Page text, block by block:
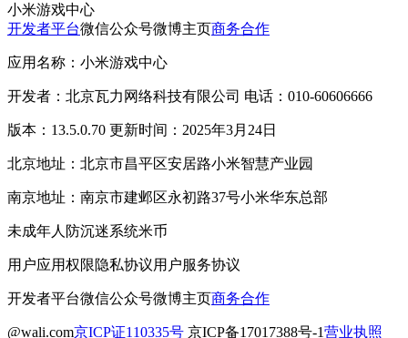
小米游戏中心
开发者平台微信公众号微博主页商务合作
应用名称：小米游戏中心
开发者：北京瓦力网络科技有限公司 电话：010-60606666
版本：13.5.0.70 更新时间：2025年3月24日
北京地址：北京市昌平区安居路小米智慧产业园
南京地址：南京市建邺区永初路37号小米华东总部
未成年人防沉迷系统米币
用户应用权限隐私协议用户服务协议
开发者平台微信公众号微博主页商务合作
@wali.com京ICP证110335号 京ICP备17017388号-1营业执照